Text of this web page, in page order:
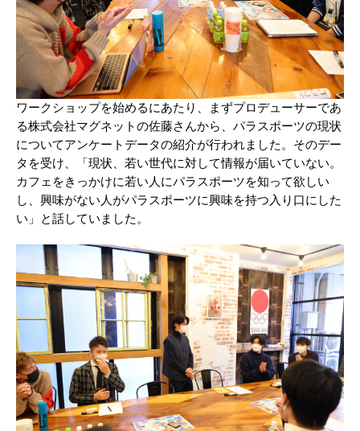
ワークショップを始めるにあたり、まずプロデューサーであ
る株式会社マグネットの佐藤さんから、パラスポーツの現状
についてアンケートデータの紹介が行われました。そのデー
タを受け、「現状、若い世代に対して情報が届いていない。
カフェをきっかけに若い人にパラスポーツを知って欲しい
し、興味がない人がパラスポーツに興味を持つ入り口にした
い」と話していました。